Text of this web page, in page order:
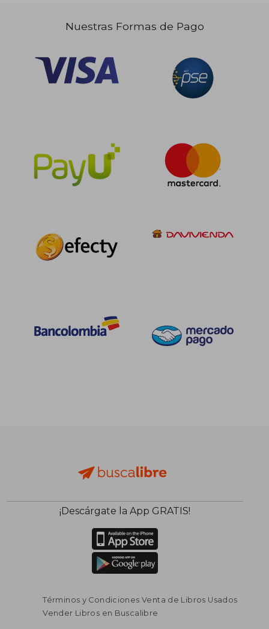
Rápido
Rápido
Nuestras Formas de Pago
¡Descárgate la App GRATIS!
Términos y Condiciones Venta de Libros Usados
Vender Libros en Buscalibre